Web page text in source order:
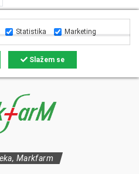
Markfarm
Statistika Marketing
Slažem se